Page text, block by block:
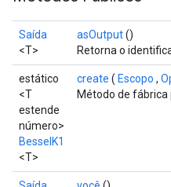
Saída
<T>
asOutput()
Retorna o
estático
<T
estende
número>
BesselK1
<T>
create ( Escopo ,
Método de fábrica